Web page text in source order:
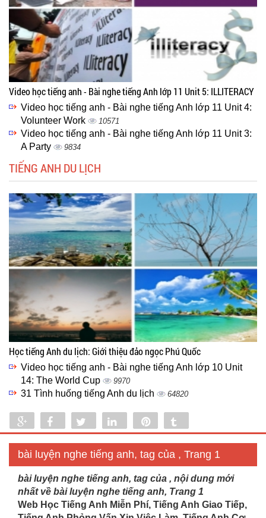
Video học tiếng anh - Bài nghe tiếng Anh lớp 11 Unit 5: ILLITERACY
Video học tiếng anh - Bài nghe tiếng Anh lớp 11 Unit 4:
Volunteer Work
10571
Video học tiếng anh - Bài nghe tiếng Anh lớp 11 Unit 3:
A Party
9834
TIẾNG ANH DU LỊCH
Học tiếng Anh du lịch: Giới thiệu đảo ngọc Phú Quốc
Video học tiếng anh - Bài nghe tiếng Anh lớp 10 Unit
14: The World Cup
9970
31 Tình huống tiếng Anh du lịch 64820
Share Share Tweet Share
bài luyện nghe tiếng anh, tag của , Trang 1
bài luyện nghe tiếng anh, tag của , nội dung mới
nhất về bài luyện nghe tiếng anh, Trang 1
Web Học Tiếng Anh Miễn Phí, Tiếng Anh Giao Tiếp,